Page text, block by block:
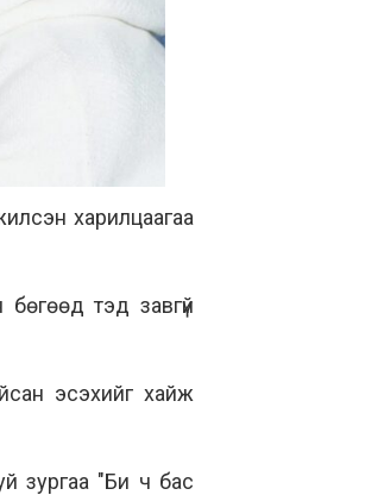
харилцаагаа
тэд завгүй
эсэхийг хайж
зургаа "Би ч бас